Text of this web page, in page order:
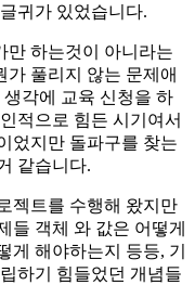
귀가 있었습니다.
만 하는것이 아니라는
가 풀리지 않는 문제애
각에 교육 신청을 하
적으로 힘든 시기여서
었지만 돌파구를 찾는
같습니다.
젝트를 수행해 왔지만
들 객체 와 값은 어떻게
게 해야하는지 등등, 기
하기 힘들었던 개념들